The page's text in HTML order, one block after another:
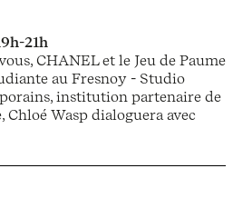
21h
CHANEL et le Jeu de Paume
au Fresnoy - Studio
institution partenaire de
Wasp dialoguera avec